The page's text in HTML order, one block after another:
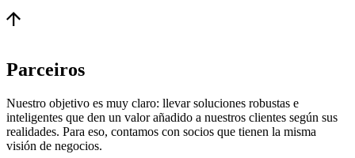
Parceiros
Nuestro objetivo es muy claro: llevar soluciones robustas e
inteligentes que den un valor añadido a nuestros clientes según sus
realidades. Para eso, contamos con socios que tienen la misma
visión de negocios.